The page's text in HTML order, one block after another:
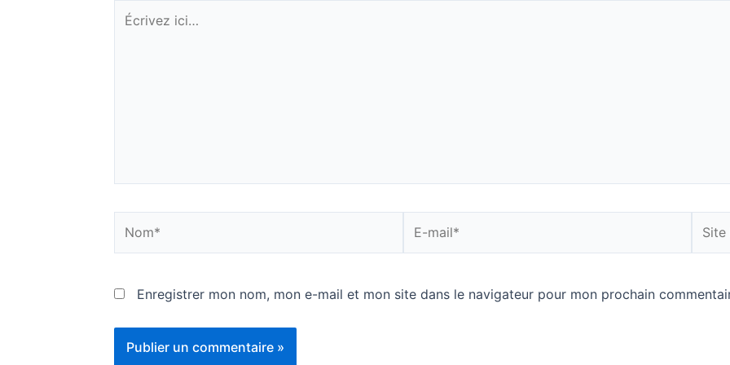
Écrivez
ici…
mail*
Enregistrer mon nom, mon e-mail et mon site dans le navigateur pour mon prochain